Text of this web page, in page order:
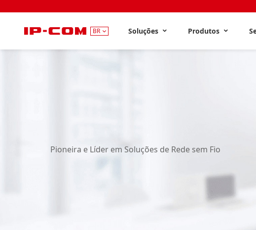
BR Soluções Produtos
Pioneira e Líder em Soluções de Rede sem Fio